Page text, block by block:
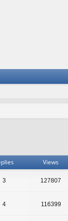
Views
3 127807
4 116399